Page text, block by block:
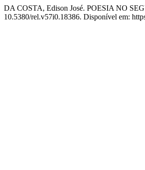
DA COSTA, Edison José. POESIA NO
10.5380/rel.v57i0.18386. Disponível em: